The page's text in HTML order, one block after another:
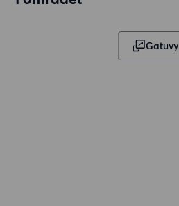
Gatuvy